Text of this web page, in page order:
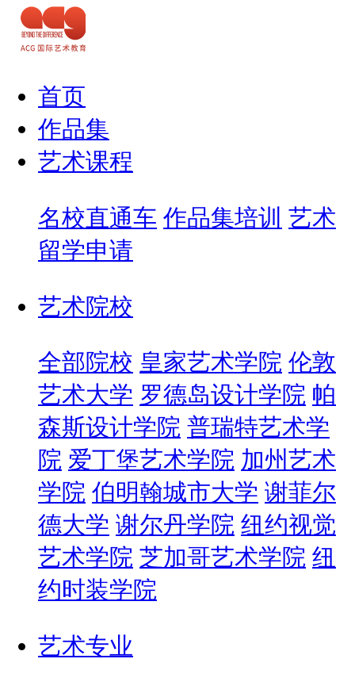
首页
作品集
艺术课程
名校直通车 作品集培训 艺术
留学申请
艺术院校
全部院校 皇家艺术学院 伦敦
艺术大学 罗德岛设计学院 帕
森斯设计学院 普瑞特艺术学
院 爱丁堡艺术学院 加州艺术
学院 伯明翰城市大学 谢菲尔
德大学 谢尔丹学院 纽约视觉
艺术学院 芝加哥艺术学院 纽
约时装学院
艺术专业